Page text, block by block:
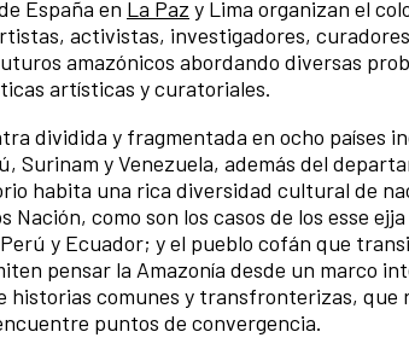
España en La Paz y Lima organizan el
activistas, investigadores,
amazónicos abordando diversas
artísticas y curatoriales.
dividida y fragmentada en ocho países
Surinam y Venezuela, además del
habita una rica diversidad cultural de
Nación, como son los casos de los esse
y Ecuador; y el pueblo cofán que
pensar la Amazonía desde un marco
historias comunes y transfronterizas,
puntos de convergencia.